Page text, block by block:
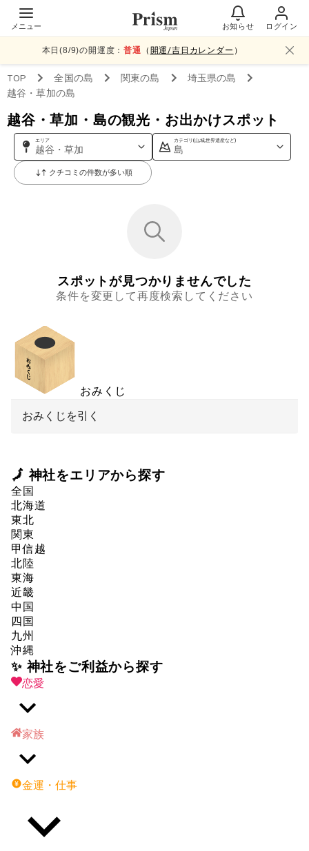
メニュー お知らせ ログイン
本日(8/9)の開運度：普通 （ 開運/吉日カレンダー ）
TOP 全国の島 関東の島 埼玉県の島
越谷・草加の島
越谷・草加・島の観光・お出かけスポット
エリア
越谷・草加
カテゴリ(山,城,世界遺産など)
島
クチコミの件数が多い順
スポットが見つかりませんでした
条件を変更して再度検索してください
おみくじ
おみくじを引く
🗾 神社をエリアから探す
全国
北海道
東北
関東
甲信越
北陸
東海
近畿
中国
四国
九州
沖縄
✨ 神社をご利益から探す
恋愛
家族
金運・仕事